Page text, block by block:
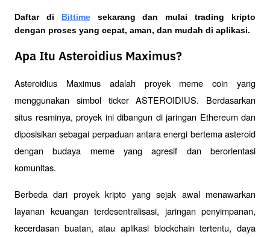
Daftar di Bittime sekarang dan mulai trading kripto
dengan proses yang cepat, aman, dan mudah di aplikasi.
Apa Itu Asteroidius Maximus?
Asteroidius Maximus adalah proyek meme coin yang
menggunakan simbol ticker ASTEROIDIUS. Berdasarkan
situs resminya, proyek ini dibangun di jaringan Ethereum dan
diposisikan sebagai perpaduan antara energi bertema asteroid
dengan budaya meme yang agresif dan berorientasi
komunitas.
Berbeda dari proyek kripto yang sejak awal menawarkan
layanan keuangan terdesentralisasi, jaringan penyimpanan,
kecerdasan buatan, atau aplikasi blockchain tertentu, daya